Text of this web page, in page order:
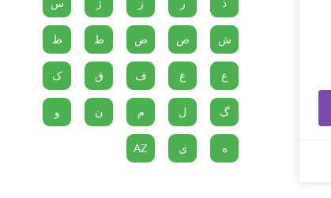
ذ ر ز ژ س
ش ص ض ط ظ
ع غ ف ق ک
گ ل م ن و
ه ی AZ